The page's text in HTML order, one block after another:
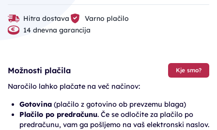
Hitra dostava
Varno plačilo
14 dnevna garancija
Možnosti plačila Kje smo?
Naročilo lahko plačate na več načinov:
Gotovina (plačilo z gotovino ob prevzemu blaga)
Plačilo po predračunu. Če se odločite za plačilo po
predračunu, vam ga pošljemo na vaš elektronski naslov.